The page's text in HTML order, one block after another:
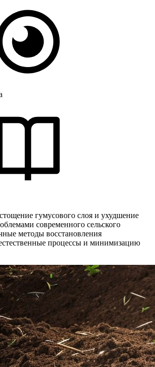
гумусового слоя и ухудшение
современного сельского
методы восстановления
процессы и минимизацию